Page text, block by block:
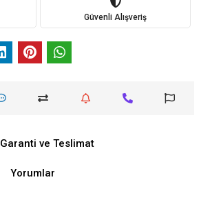
Güvenli Alışveriş
Garanti ve Teslimat
Yorumlar